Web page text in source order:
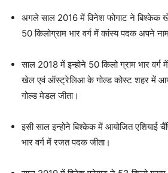
अगले साल 2016 में विनेश फोगाट ने बिश्केक
50 किलोग्राम भार वर्ग में कांस्य पदक अपने
साल 2018 में इन्होने 50 किलो ग्राम भार वर्ग
खेल एवं ऑस्ट्रेलिआ के गोल्ड कोस्ट शहर में
गोल्ड मेडल जीता।
इसी साल इन्होने बिश्केक में आयोजित एशियाई
भार वर्ग में रजत पदक जीता।